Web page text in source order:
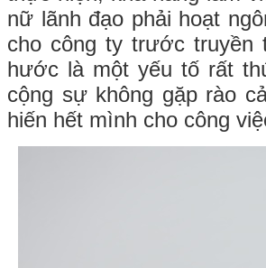
nữ lãnh đạo phải hoạt
cho công ty trước truyền
hước là một yếu tố rất
cộng sự không gặp rào
hiến hết mình cho công